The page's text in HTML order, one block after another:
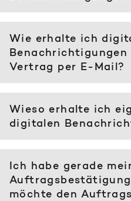
Wie erhalte ich
Benachrichtigungen
Vertrag per E-Mail?
Wieso erhalte ich
digitalen
Ich habe gerade
möchte den